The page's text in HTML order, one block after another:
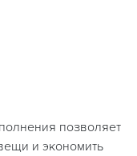
позволяет
и экономить